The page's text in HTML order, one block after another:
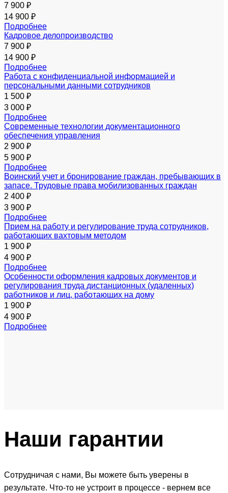
7 900 ₽
14 900 ₽
Подробнее
Кадровое делопроизводство
7 900 ₽
14 900 ₽
Подробнее
Работа с конфиденциальной информацией и
персональными данными сотрудников
1 500 ₽
3 000 ₽
Подробнее
Современные технологии документационного
обеспечения управления
2 900 ₽
5 900 ₽
Подробнее
Воинский учет и бронирование граждан, пребывающих в
запасе. Трудовые права мобилизованных граждан
2 400 ₽
3 900 ₽
Подробнее
Прием на работу и регулирование труда сотрудников,
работающих вахтовым методом
1 900 ₽
4 900 ₽
Подробнее
Особенности оформления кадровых документов и
регулирования труда дистанционных (удаленных)
работников и лиц, работающих на дому
1 900 ₽
4 900 ₽
Подробнее
Наши гарантии
Сотрудничая с нами, Вы можете быть уверены в
результате. Что-то не устроит в процессе - вернем все